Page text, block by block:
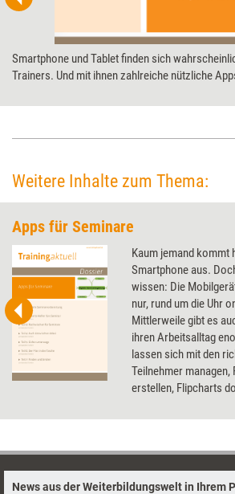
Smartphone und Tablet finden sich
Trainers. Und mit ihnen zahlreiche nützliche
Durchführung und Nachbereitung von
Weitere Inhalte zum Thema:
Apps für Seminare
Kaum jemand kommt
Smartphone aus.
wissen: Die
nur, rund um die Uhr
Mittlerweile gibt es
ihren Arbeitsalltag
lassen sich mit den
Teilnehmer
erstellen, Flipcharts
die nützlichsten Apps
News aus der Weiterbildungswelt in Ihrem